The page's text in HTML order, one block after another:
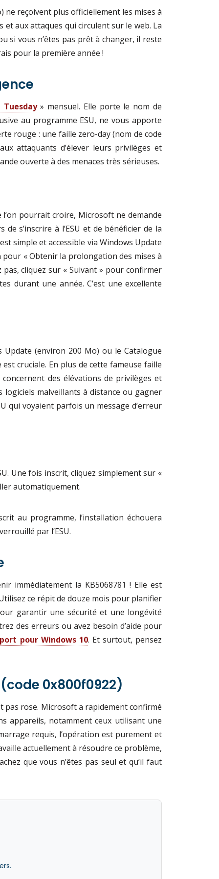
ne reçoivent plus officiellement les mises à
aux attaques qui circulent sur le web. La
si vous n’êtes pas prêt à changer, il reste
pour la première année !
Tuesday» mensuel. Elle porte le nom de
au programme ESU, ne vous apporte
rouge : une faille zero-day (nom de code
attaquants d’élever leurs privilèges et
ouverte à des menaces très sérieuses.
pourrait croire, Microsoft ne demande
s’inscrire à l’ESU et de bénéficier de la
simple et accessible via Windows Update
« Obtenir la prolongation des mises à
pas, cliquez sur « Suivant » pour confirmer
durant une année. C’est une excellente
(environ 200 Mo) ou le Catalogue
cruciale. En plus de cette fameuse faille
des élévations de privilèges et
logiciels malveillants à distance ou gagner
qui voyaient parfois un message d’erreur
Une fois inscrit, cliquez simplement sur «
automatiquement.
au programme, l’installation échouera
par l’ESU.
immédiatement la KB5068781 ! Elle est
ce répit de douze mois pour planifier
garantir une sécurité et une longévité
des erreurs ou avez besoin d’aide pour
pour Windows 10. Et surtout, pensez
0x800f0922)
pas rose. Microsoft a rapidement confirmé
appareils, notamment ceux utilisant une
requis, l’opération est purement et
actuellement à résoudre ce problème,
que vous n’êtes pas seul et qu’il faut